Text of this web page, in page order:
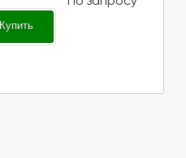
Купить